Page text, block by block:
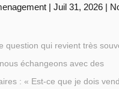
| Juil 31, 2026|
question qui revient très
échangeons avec des
: « Est-ce que je dois